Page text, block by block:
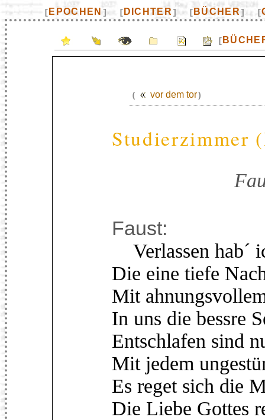
[ EPOCHEN ] [ DICHTER] [ BÜCHER] [
[
( vor dem tor)
Studierzimmer
Faust:
Verlassen hab´
Die eine tiefe
Mit
In uns die bessre
Entschlafen sind
Mit jedem
Es reget sich die
Die Liebe Gottes